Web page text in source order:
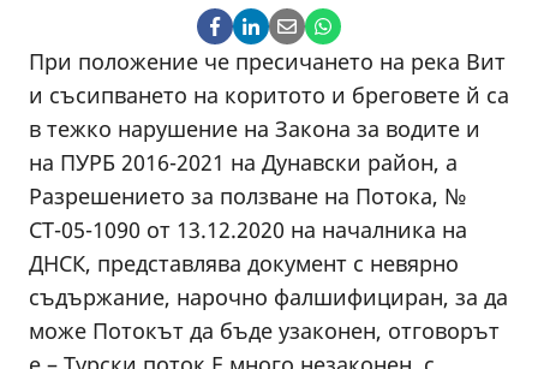
При положение че пресичането на река Вит
и съсипването на коритото и бреговете й са
в тежко нарушение на Закона за водите и
на ПУРБ 2016-2021 на Дунавски район, а
Разрешението за ползване на Потока, №
СТ-05-1090 от 13.12.2020 на началника на
ДНСК, представлява документ с невярно
съдържание, нарочно фалшифициран, за да
може Потокът да бъде узаконен, отговорът